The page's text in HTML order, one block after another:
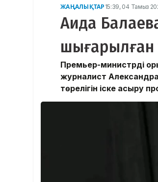
ЖАҢАЛЫҚТАР 15:39, 04 Тамыз
Аида
шығарылған
Премьер-министрдің
журналист Александра
төрелігін іске асыру